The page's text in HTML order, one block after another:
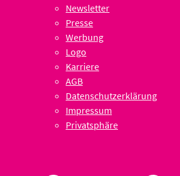
Newsletter
Presse
Werbung
Logo
Karriere
AGB
Datenschutzerklärung
Impressum
Privatsphäre